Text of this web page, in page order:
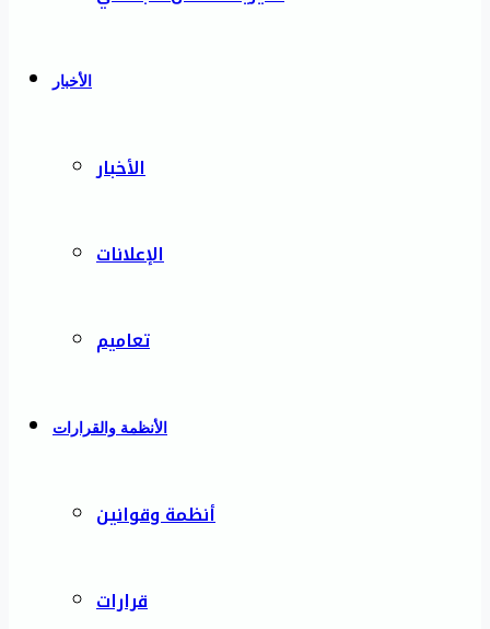
الأخبار
الأخبار
الإعلانات
تعاميم
الأنظمة والقرارات
أنظمة وقوانين
قرارات